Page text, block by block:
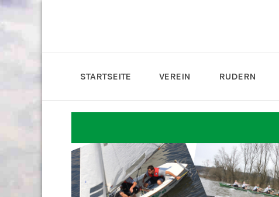
STARTSEITE VEREIN RUDERN